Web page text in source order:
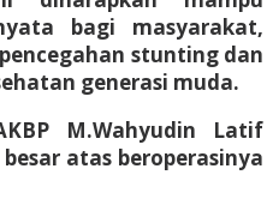
bagi masyarakat,
stunting dan
generasi muda.
M.Wahyudin Latif
atas beroperasinya